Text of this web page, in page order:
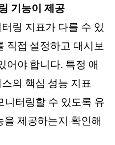
기능이 제공
링 지표가 다를 수 있
직접 설정하고 대시보
어야 합니다. 특정 애
의 핵심 성능 지표
니터링할 수 있도록 유
을 제공하는지 확인해